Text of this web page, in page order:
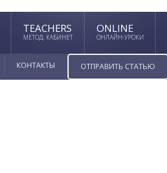
TEACHERS
МЕТОД. КАБИНЕТ
ONLINE
ОНЛАЙН-УРОКИ
КОНТАКТЫ ОТПРАВИТЬ СТАТЬЮ